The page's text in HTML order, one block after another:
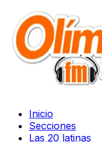
Inicio
Secciones
Las 20 latinas